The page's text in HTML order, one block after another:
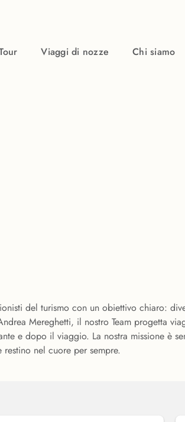
Viaggi di nozze Chi siamo
del turismo con un obiettivo chiaro:
Mereghetti, il nostro Team progetta
e dopo il viaggio. La nostra missione è
nel cuore per sempre.